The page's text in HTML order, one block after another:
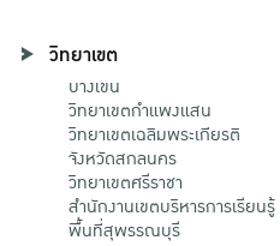
วิทยาเขต
บางเขน
วิทยาเขตกําแพงแสน
วิทยาเขตเฉลิมพระเกียรติ
จังหวัดสกลนคร
วิทยาเขตศรีราชา
สำนักงานเขตบริหารการเรียนรู้
พื้นที่สุพรรณบุรี